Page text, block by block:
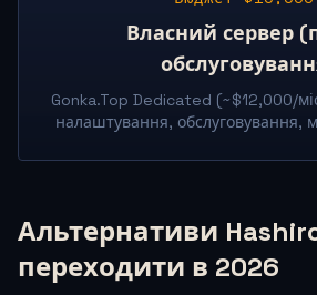
Власний сервер
Gonka.Top Dedicated (~$12,000/
налаштування, обслуговування,
Альтернативи
переходити в 2026